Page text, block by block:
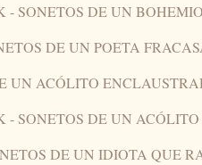
- SONETOS DE UN
DE UN POETA
UN ACÓLITO
- SONETOS DE UN
DE UN IDIOTA QUE